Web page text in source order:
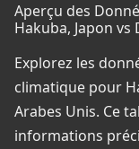
Aperçu des
Hakuba, Japon
Explorez les
climatique pour
Arabes Unis. Ce
informations